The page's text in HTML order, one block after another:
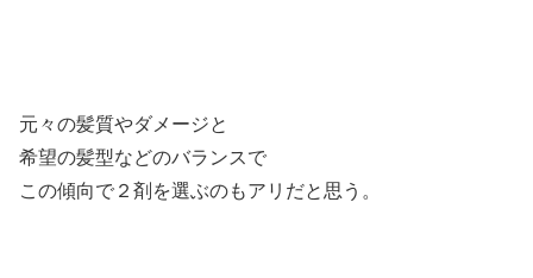
元々の髪質やダメージと
希望の髪型などのバランスで
この傾向で２剤を選ぶのもアリだと思う。